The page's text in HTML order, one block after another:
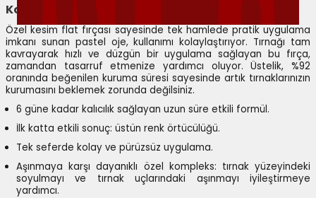
Kolay ve Pratik Uygulama
Özel kesim flat fırçası sayesinde tek hamlede pratik uygulama
imkanı sunan pastel oje, kullanımı kolaylaştırıyor. Tırnağı tam
kavrayarak hızlı ve düzgün bir uygulama sağlayan bu fırça,
zamandan tasarruf etmenize yardımcı oluyor. Üstelik, %92
oranında beğenilen kuruma süresi sayesinde artık tırnaklarınızın
kurumasını beklemek zorunda değilsiniz.
6 güne kadar kalıcılık sağlayan uzun süre etkili formül.
İlk katta etkili sonuç: üstün renk örtücülüğü.
Tek seferde kolay ve pürüzsüz uygulama.
Aşınmaya karşı dayanıklı özel kompleks: tırnak yüzeyindeki
soyulmayı ve tırnak uçlarındaki aşınmayı iyileştirmeye
yardımcı.